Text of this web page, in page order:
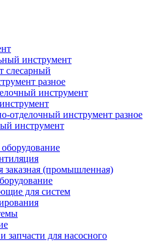
инструмент
слесарный
разное
инструмент
отделочный инструмент разное
инструмент
заказная (промышленная)
для систем
для насосного